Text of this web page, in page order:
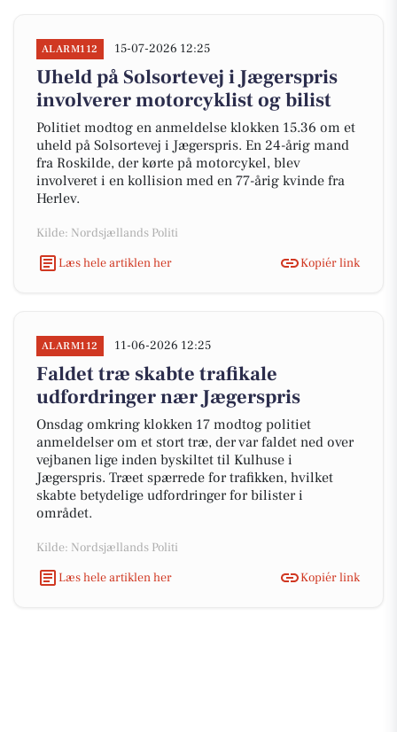
ALARM112 15-07-2026 12:25
Uheld på Solsortevej i Jægerspris
involverer motorcyklist og bilist
Politiet modtog en anmeldelse klokken 15.36 om et
uheld på Solsortevej i Jægerspris. En 24-årig mand
fra Roskilde, der kørte på motorcykel, blev
involveret i en kollision med en 77-årig kvinde fra
Herlev.
Kilde: Nordsjællands Politi
Læs hele artiklen her
Kopiér link
ALARM112 11-06-2026 12:25
Faldet træ skabte trafikale
udfordringer nær Jægerspris
Onsdag omkring klokken 17 modtog politiet
anmeldelser om et stort træ, der var faldet ned over
vejbanen lige inden byskiltet til Kulhuse i
Jægerspris. Træet spærrede for trafikken, hvilket
skabte betydelige udfordringer for bilister i
området.
Kilde: Nordsjællands Politi
Læs hele artiklen her
Kopiér link